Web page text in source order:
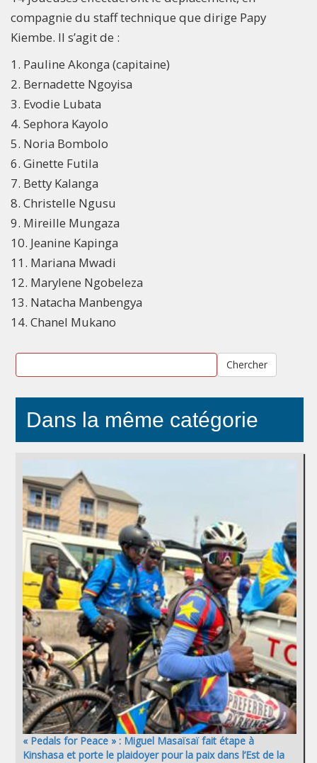
compagnie du staff technique que dirige Papy
Kiembe. Il s’agit de :
1. Pauline Akonga (capitaine)
2. Bernadette Ngoyisa
3. Evodie Lubata
4. Sephora Kayolo
5. Noria Bombolo
6. Ginette Futila
7. Betty Kalanga
8. Christelle Ngusu
9. Mireille Mungaza
10. Jeanine Kapinga
11. Mariana Mwadi
12. Marylene Ngobeleza
13. Natacha Manbengya
14. Chanel Mukano
Chercher
Dans la même catégorie
« Pedals for Peace » : Miguel Masaïsaï fait étape à
Kinshasa et porte le plaidoyer pour la paix dans l’Est de la